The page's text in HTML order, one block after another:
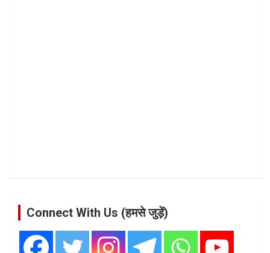
Connect With Us (हमसे जुड़ें)